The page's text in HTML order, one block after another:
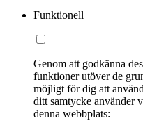
Funktionell
Genom att godkänna
funktioner utöver de
möjligt för dig att
ditt samtycke använder
denna webbplats: